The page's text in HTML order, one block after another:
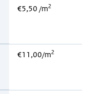
€5,50 /m2
€11,00/m2